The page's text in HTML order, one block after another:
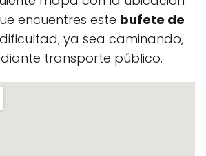
encuentres este bufete de
ya sea caminando,
transporte público.